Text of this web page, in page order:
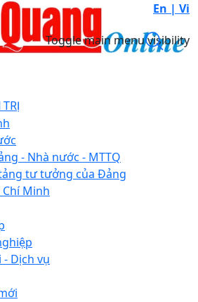
En | Vi
Toggle main menu visibility
- Nhà nước - MTTQ
tư tưởng của Đảng
Minh
Dịch vụ